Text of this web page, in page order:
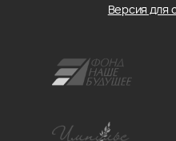
Версия для